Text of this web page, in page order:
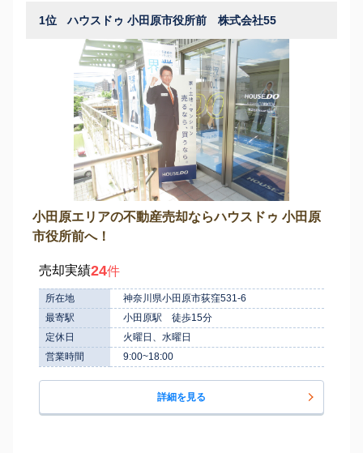
1位 ハウスドゥ 小田原市役所前 株式会社55
小田原エリアの不動産売却ならハウスドゥ 小田原
市役所前へ！
売却実績24件
所在地
神奈川県小田原市荻窪531-6
最寄駅
小田原駅 徒歩15分
定休日
火曜日、水曜日
営業時間
9:00~18:00
詳細を見る